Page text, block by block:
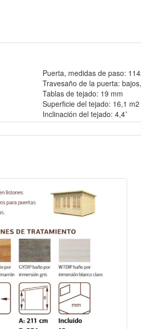
Puerta, medidas de paso:
Travesaño de la puerta:
Tablas de tejado: 19 mm
Superficie del tejado: 16,1 m2
Inclinación del tejado: 4,4˚